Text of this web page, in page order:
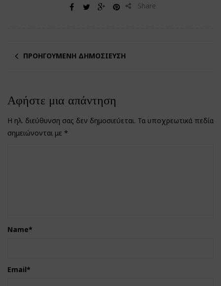
Share
ΠΡΟΗΓΟΎΜΕΝΗ ΔΗΜΟΣΊΕΥΣΗ
Αφήστε μια απάντηση
Η ηλ. διεύθυνση σας δεν δημοσιεύεται. Τα υποχρεωτικά πεδία
σημειώνονται με *
Name*
Email*